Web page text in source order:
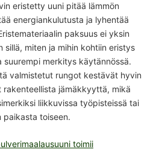
eristetty uuni pitää lämmön
energiankulutusta ja lyhentää
paksuus ei yksin
sillä, miten ja mihin kohtiin eristys
suurempi merkitys käytännössä.
valmistetut rungot kestävät hyvin
jämäkkyyttä, mikä
liikkuvissa työpisteissä tai
paikasta toiseen.
toimii